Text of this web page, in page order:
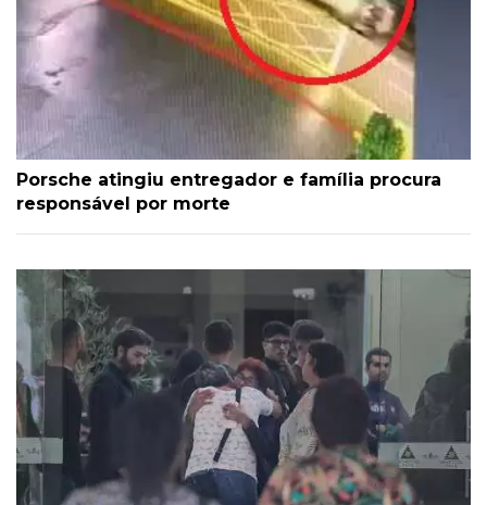
Porsche atingiu entregador e família procura
responsável por morte